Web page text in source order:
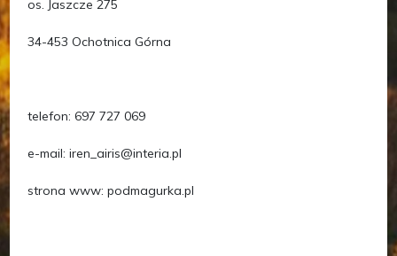
os. Jaszcze 275
34-453 Ochotnica Górna
telefon: 697 727 069
e-mail: iren_airis@interia.pl
strona www: podmagurka.pl